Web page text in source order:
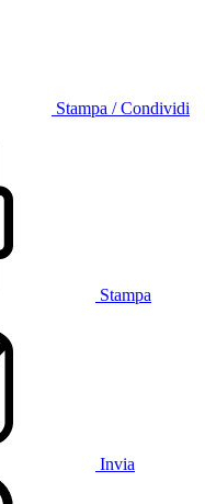
Stampa / Condividi
Stampa
Invia